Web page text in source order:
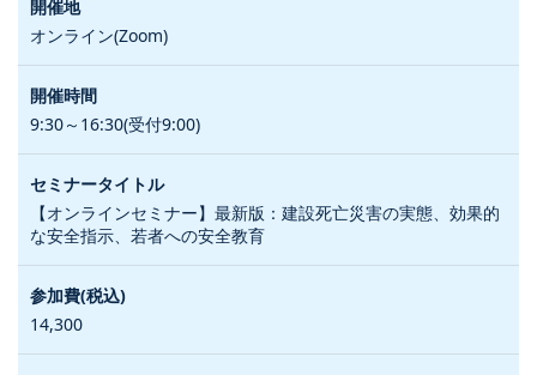
オンライン(Zoom)
9:30～16:30(受付9:00)
【オンラインセミナー】最新版：建設死亡災害の実態、効果的
な安全指示、若者への安全教育
14,300